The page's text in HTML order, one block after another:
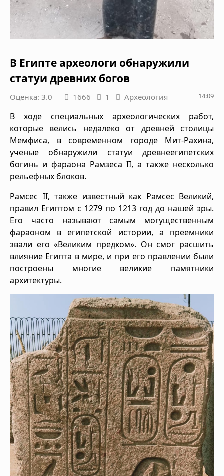
В Египте археологи обнаружили
статуи древних богов
Оценка: 3.0 1666 1 Археология 14:09
В ходе специальных археологических работ,
которые велись недалеко от древней столицы
Мемфиса, в современном городе Мит-Рахина,
ученые обнаружили статуи древнеегипетских
богинь и фараона Рамзеса II, а также несколько
рельефных блоков.
Рамсес II, также известный как Рамсес Великий,
правил Египтом с 1279 по 1213 год до нашей эры.
Его часто называют самым могущественным
фараоном в египетской истории, а преемники
звали его «Великим предком». Он смог расшить
влияние Египта в мире, и при его правлении были
построены многие великие памятники
архитектуры.